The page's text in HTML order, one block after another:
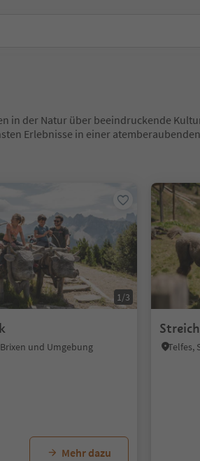
in der Natur über beeindruckende
Erlebnisse in einer
1/3
und Umgebung
Mehr dazu
Telfes,